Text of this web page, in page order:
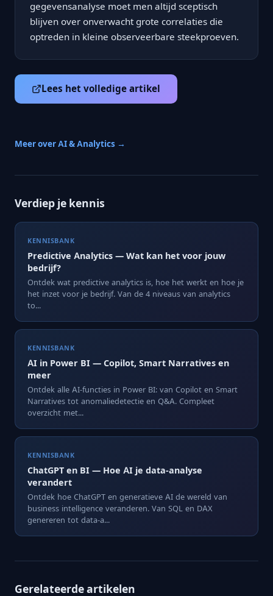
gegevensanalyse moet men altijd sceptisch
blijven over onverwacht grote correlaties die
optreden in kleine observeerbare steekproeven.
Lees het volledige artikel
Meer over AI & Analytics →
Verdiep je kennis
KENNISBANK
Predictive Analytics — Wat kan het voor jouw
bedrijf?
Ontdek wat predictive analytics is, hoe het werkt en hoe je
het inzet voor je bedrijf. Van de 4 niveaus van analytics
to...
KENNISBANK
AI in Power BI — Copilot, Smart Narratives en
meer
Ontdek alle AI-functies in Power BI: van Copilot en Smart
Narratives tot anomaliedetectie en Q&A. Compleet
overzicht met...
KENNISBANK
ChatGPT en BI — Hoe AI je data-analyse
verandert
Ontdek hoe ChatGPT en generatieve AI de wereld van
business intelligence veranderen. Van SQL en DAX
genereren tot data-a...
Gerelateerde artikelen